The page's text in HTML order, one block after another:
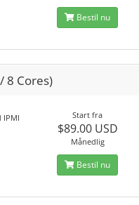
Bestil nu
8 Cores)
IPMI
Start fra
$89.00 USD
Månedlig
Bestil nu